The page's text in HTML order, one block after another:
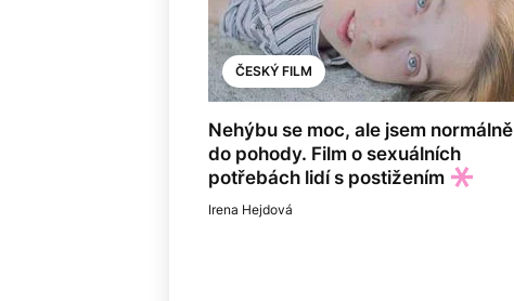
ČESKÝ FILM
Nehýbu se moc, ale jsem normálně
do pohody. Film o sexuálních
potřebách lidí s postižením
Irena Hejdová